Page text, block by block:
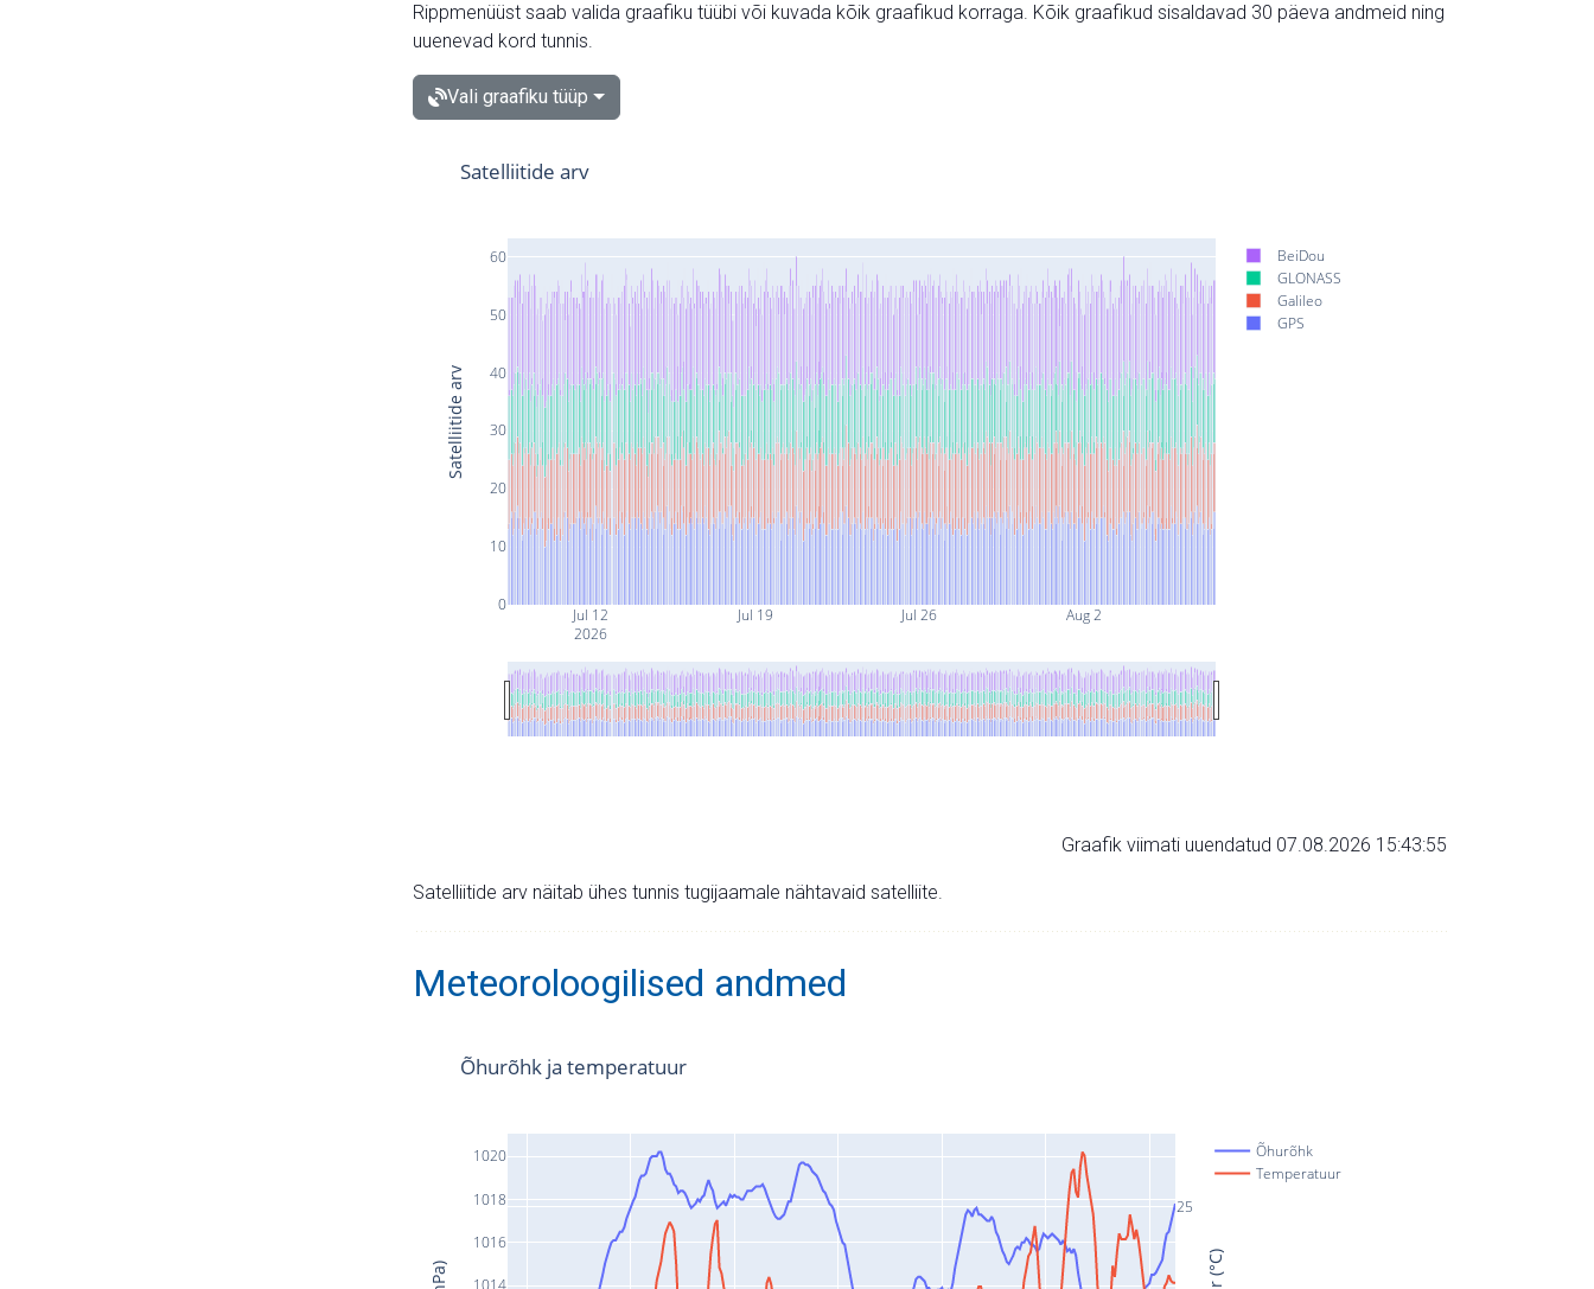
Rippmenüüst saab valida graafiku tüübi või kuvada kõik graafikud korraga. Kõik graafikud sisaldavad 30 päeva andmeid ning
uuenevad kord tunnis.
Vali graafiku tüüp
Jul 12
2026
Jul 19 Jul 26 Aug 2
0
10
20
30
40
50
60
BeiDou
GLONASS
Galileo
GPS
Satelliitide arv
Satelliitide arv
Graafik viimati uuendatud 07.08.2026 15:43:55
Satelliitide arv näitab ühes tunnis tugijaamale nähtavaid satelliite.
Meteoroloogilised andmed
1014
1016
1018
1020
25
Õhurõhk
Temperatuur
Õhurõhk ja temperatuur